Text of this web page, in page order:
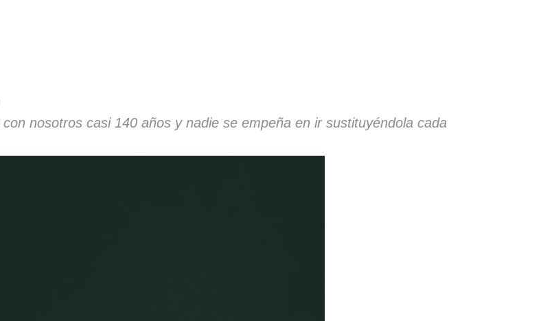
nosotros casi 140 años y nadie se empeña en ir sustituyéndola cada